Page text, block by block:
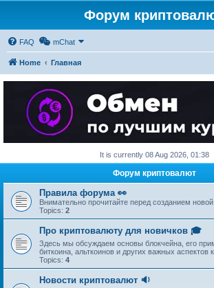
Форум
FAQ mChat
Home Главная
It is currently 08 Aug 2026, 01:38
Форум криптовалют
Правила форума 👀
Внимательно прочитайте перед созданием
Topics: 2
Про криптовалюту для новичков 🎓
Здесь мы обсуждаем основы блокчейна, его
биткоина, альткоинов и других важных аспектов
Topics: 4
Новости криптовалют 🔉